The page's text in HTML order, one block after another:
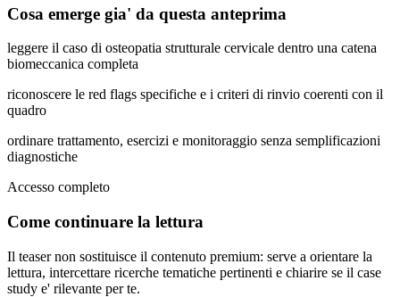
Cosa emerge gia' da questa anteprima
leggere il caso di osteopatia strutturale cervicale dentro una catena
biomeccanica completa
riconoscere le red flags specifiche e i criteri di rinvio coerenti con il
quadro
ordinare trattamento, esercizi e monitoraggio senza semplificazioni
diagnostiche
Accesso completo
Come continuare la lettura
Il teaser non sostituisce il contenuto premium: serve a orientare la
lettura, intercettare ricerche tematiche pertinenti e chiarire se il case
study e' rilevante per te.